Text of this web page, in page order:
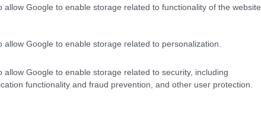
allow Google to enable storage related to functionality of the website
allow Google to enable storage related to personalization.
allow Google to enable storage related to security, including
functionality and fraud prevention, and other user protection.